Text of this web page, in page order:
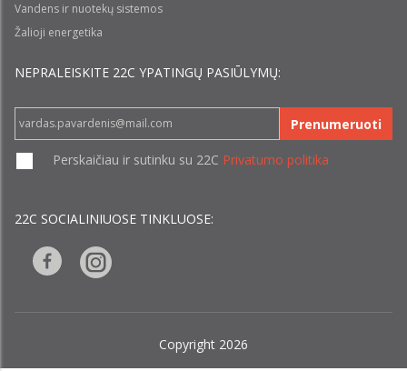
Vandens ir nuotekų sistemos
Žalioji energetika
NEPRALEISKITE 22С YPATINGŲ PASIŪLYMŲ:
Prenumeruoti
Perskaičiau ir sutinku su 22C Privatumo politika
22C SOCIALINIUOSE TINKLUOSE:
Copyright 2026